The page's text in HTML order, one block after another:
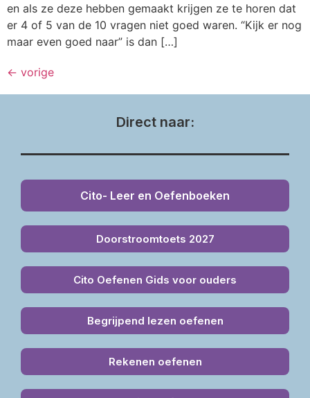
en als ze deze hebben gemaakt krijgen ze te horen dat
er 4 of 5 van de 10 vragen niet goed waren. “Kijk er nog
maar even goed naar” is dan […]
← vorige
Direct naar:
Cito- Leer en Oefenboeken
Doorstroomtoets 2027
Cito Oefenen Gids voor ouders
Begrijpend lezen oefenen
Rekenen oefenen